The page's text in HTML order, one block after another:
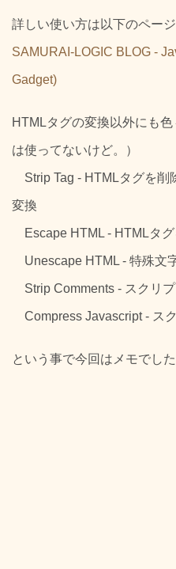
詳しい使い方は以下のページ
SAMURAI-LOGIC BLOG -
Gadget)
HTMLタグの変換以外にも
は使ってないけど。）
Strip Tag - HTMLタグを削
変換
Escape HTML - HTMLタ
Unescape HTML - 特殊文
Strip Comments - スクリ
Compress Javascript - ス
という事で今回はメモでした